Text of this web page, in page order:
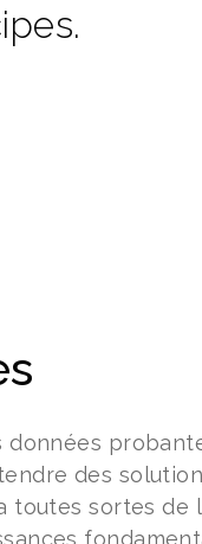
des
toutes sortes de